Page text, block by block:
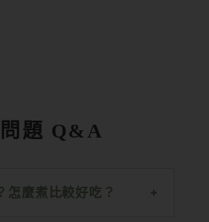
題 Q&A
怎麼煮比較好吃？